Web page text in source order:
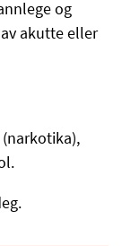
og
akutte eller